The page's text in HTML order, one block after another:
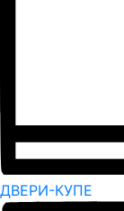
ДВЕРИ-КУПЕ